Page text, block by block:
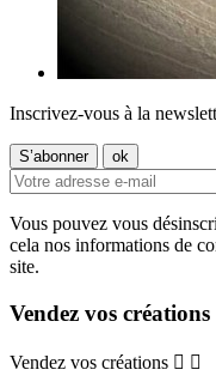
Inscrivez-vous à la
Vous pouvez vous
cela nos informations de
site.
Vendez vos créations
Vendez vos créations  